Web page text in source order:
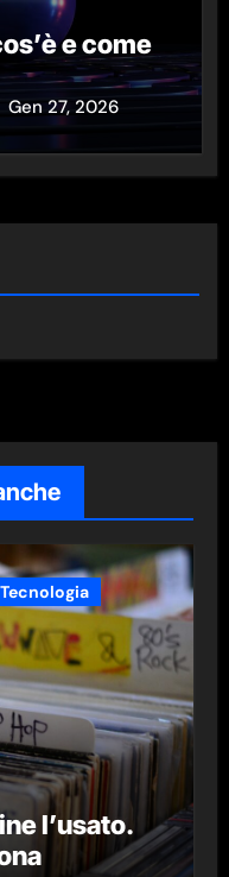
e come
Gen 27, 2026
Tecnologia
l’usato.